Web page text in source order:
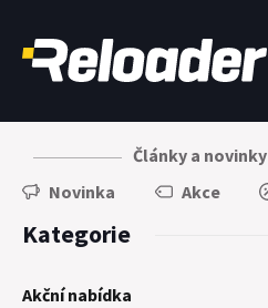
Články a novinky
Novinka
Akce
Kategorie
Akční nabídka